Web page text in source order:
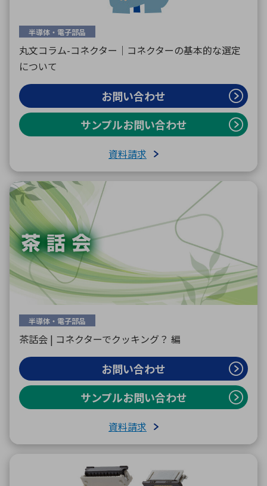
半導体・電子部品
丸文コラム-コネクター｜コネクターの基本的な選定
について
お問い合わせ
サンプルお問い合わせ
資料請求
半導体・電子部品
茶話会 | コネクターでクッキング？ 編
お問い合わせ
サンプルお問い合わせ
資料請求